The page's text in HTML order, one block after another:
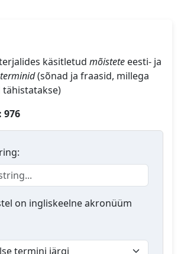
käsitletud mõistete eesti- ja
terminid(sõnad ja fraasid, millega
976
on ingliskeelne akronüüm